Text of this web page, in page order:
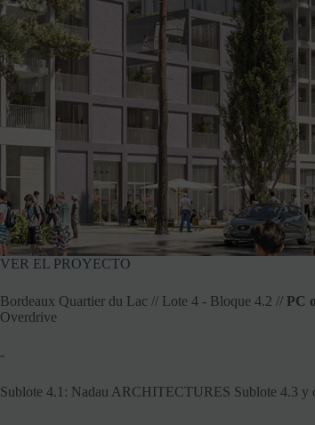
VER EL PROYECTO
Bordeaux Quartier du Lac // Lote 4 - Bloque 4.2 // PC
Overdrive
-
Sublote 4.1: Nadau ARCHITECTURES Sublote 4.3